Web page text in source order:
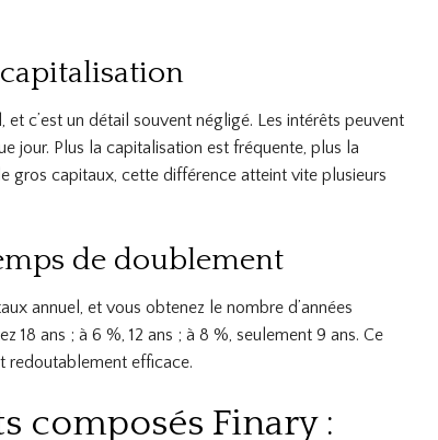
c’est un détail souvent négligé. Les intérêts peuvent
jour. Plus la capitalisation est fréquente, plus la
gros capitaux, cette différence atteint vite plusieurs
de doublement
annuel, et vous obtenez le nombre d’années
ans ; à 6 %, 12 ans ; à 8 %, seulement 9 ans. Ce
redoutablement efficace.
composés Finary :